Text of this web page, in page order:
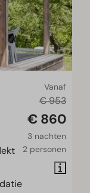
Vanaf
€ 953
€ 860
3 nachten
2 personen